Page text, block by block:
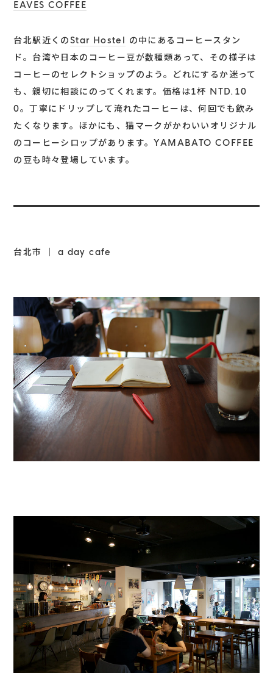
EAVES COFFEE
台北駅近くのStar Hostel の中にあるコーヒースタン
ド。台湾や日本のコーヒー豆が数種類あって、その様子は
コーヒーのセレクトショップのよう。どれにするか迷って
も、親切に相談にのってくれます。価格は1杯 NTD.10
0。丁寧にドリップして淹れたコーヒーは、何回でも飲み
たくなります。ほかにも、猫マークがかわいいオリジナル
のコーヒーシロップがあります。YAMABATO COFFEE
の豆も時々登場しています。
台北市 ｜ a day cafe